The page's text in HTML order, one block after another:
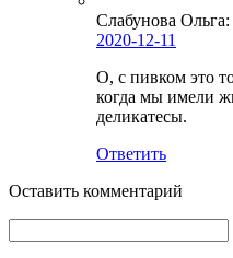
Слабунова Ольга:
2020-12-11
О, с пивком это
когда мы имели
деликатесы.
Ответить
Оставить комментарий